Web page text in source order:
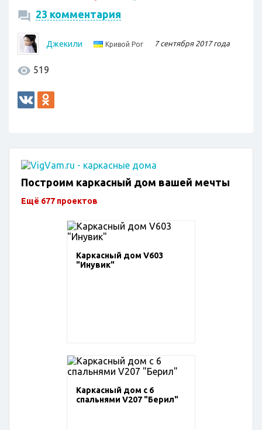
23 комментария
Джекили Кривой Рог 7 сентября 2017 года
519
Построим каркасный дом вашей мечты
Ещё 677 проектов
Каркасный дом V603
"Инувик"
Каркасный дом с 6
спальнями V207 "Берил"